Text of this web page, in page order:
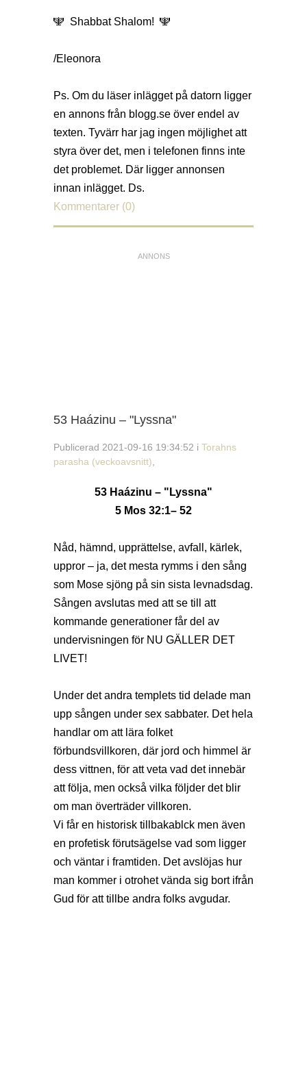
🕎 Shabbat Shalom! 🕎
/Eleonora
Ps. Om du läser inlägget på datorn ligger
en annons från blogg.se över endel av
texten. Tyvärr har jag ingen möjlighet att
styra över det, men i telefonen finns inte
det problemet. Där ligger annonsen
innan inlägget. Ds.
Kommentarer (0)
53 Haázinu – "Lyssna"
Publicerad 2021-09-16 19:34:52 i Torahns
parasha (veckoavsnitt)
53 Haázinu – "Lyssna"
5 Mos 32:1– 52
Nåd, hämnd, upprättelse, avfall, kärlek,
uppror – ja, det mesta rymms i den sång
som Mose sjöng på sin sista levnadsdag.
Sången avslutas med att se till att
kommande generationer får del av
undervisningen för NU GÄLLER DET
LIVET!
Under det andra templets tid delade man
upp sången under sex sabbater. Det hela
handlar om att lära folket
förbundsvillkoren, där jord och himmel är
dess vittnen, för att veta vad det innebär
att följa, men också vilka följder det blir
om man överträder villkoren.
Vi får en historisk tillbakablck men även
en profetisk förutsägelse vad som ligger
och väntar i framtiden. Det avslöjas hur
man kommer i otrohet vända sig bort ifrån
Gud för att tillbe andra folks avgudar.